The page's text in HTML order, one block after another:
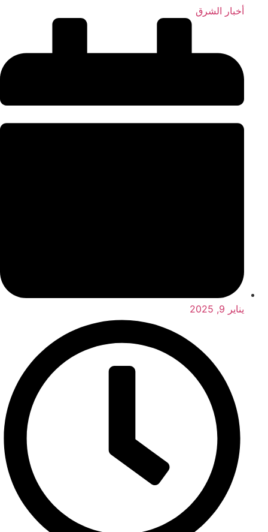
أخبار الشرق
يناير 9, 2025